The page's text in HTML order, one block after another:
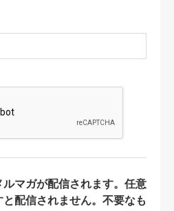
マガが配信されます。任意
配信されません。不要なも